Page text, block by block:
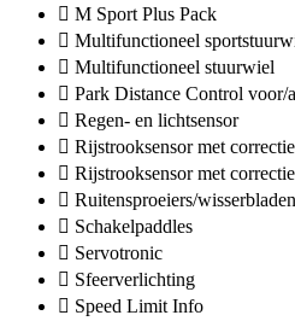
M Sport Plus Pack
Multifunctioneel
Multifunctioneel stuurwiel
Park Distance Control voor/
Regen- en lichtsensor
Rijstrooksensor met correctie
Rijstrooksensor met correctie
Ruitensproeiers/
Schakelpaddles
Servotronic
Sfeerverlichting
Speed Limit Info